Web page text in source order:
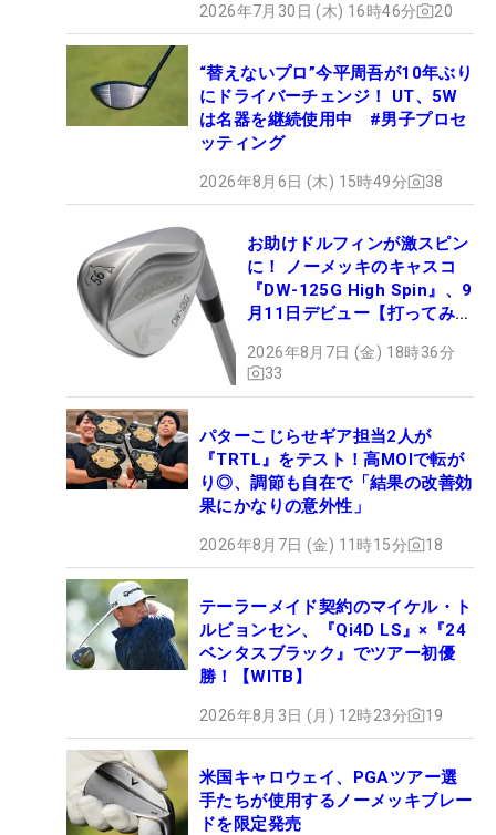
2026年7月30日 (木) 16時46分 20
“替えないプロ”今平周吾が10年ぶり
にドライバーチェンジ！ UT、5W
は名器を継続使用中 #男子プロセ
ッティング
2026年8月6日 (木) 15時49分 38
お助けドルフィンが激スピン
に！ ノーメッキのキャスコ
『DW-125G High Spin』、9
月11日デビュー【打ってみ
2026年8月7日 (金) 18時36分
33
パターこじらせギア担当2人が
『TRTL』をテスト！高MOIで転が
り◎、調節も自在で「結果の改善効
果にかなりの意外性」
2026年8月7日 (金) 11時15分 18
テーラーメイド契約のマイケル・ト
ルビョンセン、『Qi4D LS』×『24
ベンタスブラック』でツアー初優
勝！【WITB】
2026年8月3日 (月) 12時23分 19
米国キャロウェイ、PGAツアー選
手たちが使用するノーメッキブレー
ドを限定発売